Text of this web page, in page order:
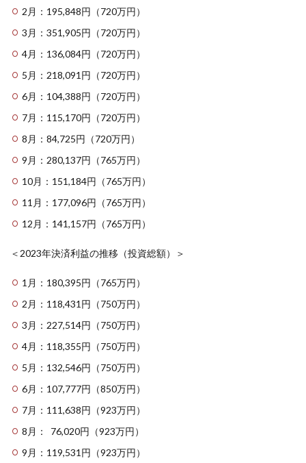
2月：195,848円（720万円）
3月：351,905円（720万円）
4月：136,084円（720万円）
5月：218,091円（720万円）
6月：104,388円（720万円）
7月：115,170円（720万円）
8月：84,725円（720万円）
9月：280,137円（765万円）
10月：151,184円（765万円）
11月：177,096円（765万円）
12月：141,157円（765万円）
＜2023年決済利益の推移（投資総額）＞
1月：180,395円（765万円）
2月：118,431円（750万円）
3月：227,514円（750万円）
4月：118,355円（750万円）
5月：132,546円（750万円）
6月：107,777円（850万円）
7月：111,638円（923万円）
8月： 76,020円（923万円）
9月：119,531円（923万円）